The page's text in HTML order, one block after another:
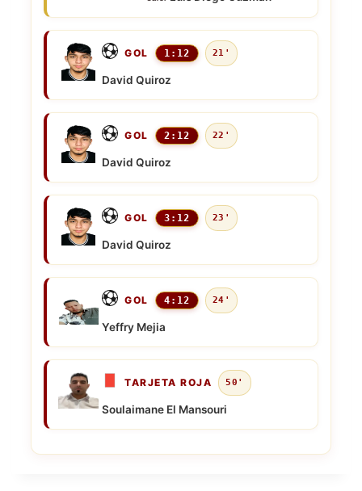
GOL 1:12 21'
David Quiroz
GOL 2:12 22'
David Quiroz
GOL 3:12 23'
David Quiroz
GOL 4:12 24'
Yeffry Mejia
TARJETA ROJA 50'
Soulaimane El Mansouri